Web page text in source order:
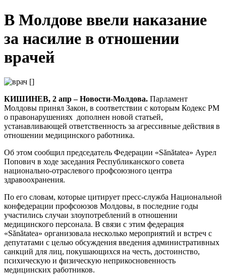
В Молдове ввели наказание
за насилие в отношении
врачей
КИШИНЕВ, 2 апр – Новости-Молдова. Парламент
Молдовы принял Закон, в соответствии с которым Кодекс РМ
о правонарушениях дополнен новой статьей,
устанавливающей ответственность за агрессивные действия в
отношении медицинского работника.
Об этом сообщил председатель Федерации «Sănătatea» Аурел
Попович в ходе заседания Республиканского совета
национально-отраслевого профсоюзного центра
здравоохранения.
По его словам, которые цитирует пресс-служба Национальной
конфедерации профсоюзов Молдовы, в последние годы
участились случаи злоупотреблений в отношении
медицинского персонала. В связи с этим федерация
«Sănătatea» организовала несколько мероприятий и встреч с
депутатами с целью обсуждения введения административных
санкций для лиц, покушающихся на честь, достоинство,
психическую и физическую неприкосновенность
медицинских работников.